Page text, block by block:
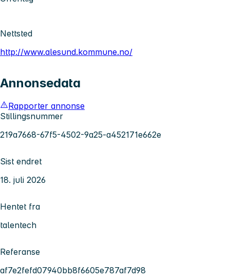
Nettsted
http://www.alesund.kommune.no/
Annonsedata
Rapporter annonse
Stillingsnummer
219a7668-67f5-4502-9a25-a452171e662e
Sist endret
18. juli 2026
Hentet fra
talentech
Referanse
af7e2fefd07940bb8f6605e787af7d98